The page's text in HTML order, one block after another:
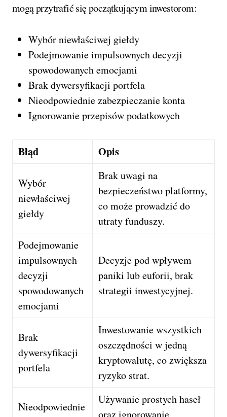
mogą przytrafić się początkującym inwestorom:
Wybór niewłaściwej giełdy
Podejmowanie impulsownych decyzji
spowodowanych emocjami
Brak dywersyfikacji portfela
Nieodpowiednie zabezpieczanie konta
Ignorowanie przepisów podatkowych
Błąd Opis
Wybór
niewłaściwej
giełdy
Brak uwagi na
bezpieczeństwo platformy,
co może prowadzić do
utraty funduszy.
Podejmowanie
impulsownych
decyzji
spowodowanych
emocjami
Decyzje pod wpływem
paniki lub euforii, brak
strategii inwestycyjnej.
Brak
dywersyfikacji
portfela
Inwestowanie wszystkich
oszczędności w jedną
kryptowalutę, co zwiększa
ryzyko strat.
Nieodpowiednie
Używanie prostych haseł
oraz ignorowanie